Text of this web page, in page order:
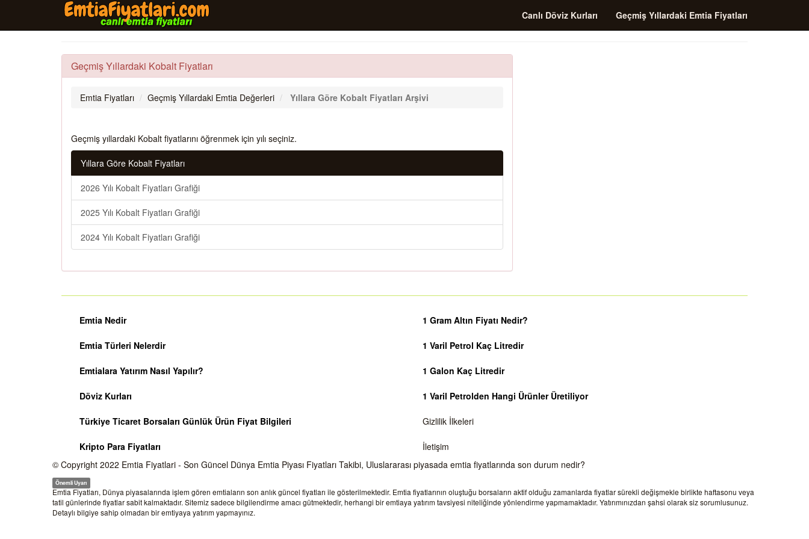
Canlı Döviz Kurları Geçmiş Yıllardaki Emtia Fiyatları
Geçmiş Yıllardaki Kobalt Fiyatları
Emtia Fiyatları Geçmiş Yıllardaki Emtia Değerleri Yıllara Göre Kobalt Fiyatları Arşivi
Geçmiş yıllardaki Kobalt fiyatlarını öğrenmek için yılı seçiniz.
Yıllara Göre Kobalt Fiyatları
2026 Yılı Kobalt Fiyatları Grafiği
2025 Yılı Kobalt Fiyatları Grafiği
2024 Yılı Kobalt Fiyatları Grafiği
Emtia Nedir
Emtia Türleri Nelerdir
Emtialara Yatırım Nasıl Yapılır?
Döviz Kurları
Türkiye Ticaret Borsaları Günlük Ürün Fiyat Bilgileri
Kripto Para Fiyatları
1 Gram Altın Fiyatı Nedir?
1 Varil Petrol Kaç Litredir
1 Galon Kaç Litredir
1 Varil Petrolden Hangi Ürünler Üretiliyor
Gizlilik İlkeleri
İletişim
© Copyright 2022 Emtia Fiyatlari - Son Güncel Dünya Emtia Piyası Fiyatları Takibi, Uluslararası piyasada emtia fiyatlarında son durum nedir?
Önemli Uyarı
Emtia Fiyatları, Dünya piyasalarında işlem gören emtiaların son anlık güncel fiyatları ile gösterilmektedir. Emtia fiyatlarının oluştuğu borsaların aktif olduğu zamanlarda fiyatlar sürekli değişmekle birlikte haftasonu veya
tatil günlerinde fiyatlar sabit kalmaktadır. Sitemiz sadece bilgilendirme amacı gütmektedir, herhangi bir emtiaya yatırım tavsiyesi niteliğinde yönlendirme yapmamaktadır. Yatırımınızdan şahsi olarak siz sorumlusunuz.
Detaylı bilgiye sahip olmadan bir emtiyaya yatırım yapmayınız.